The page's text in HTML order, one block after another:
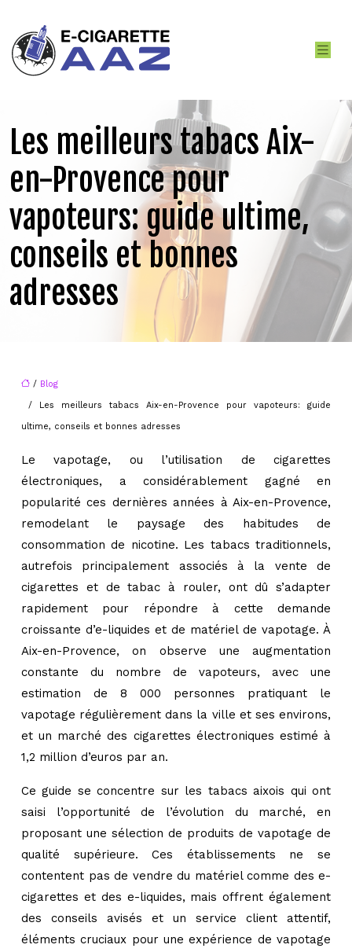
Les meilleurs tabacs Aix-
en-Provence pour
vapoteurs: guide ultime,
conseils et bonnes
adresses
/ Blog
/ Les meilleurs tabacs Aix-en-Provence pour vapoteurs: guide
ultime, conseils et bonnes adresses
Le vapotage, ou l’utilisation de cigarettes
électroniques, a considérablement gagné en
popularité ces dernières années à Aix-en-Provence,
remodelant le paysage des habitudes de
consommation de nicotine. Les tabacs traditionnels,
autrefois principalement associés à la vente de
cigarettes et de tabac à rouler, ont dû s’adapter
rapidement pour répondre à cette demande
croissante d’e-liquides et de matériel de vapotage. À
Aix-en-Provence, on observe une augmentation
constante du nombre de vapoteurs, avec une
estimation de 8 000 personnes pratiquant le
vapotage régulièrement dans la ville et ses environs,
et un marché des cigarettes électroniques estimé à
1,2 million d’euros par an.
Ce guide se concentre sur les tabacs aixois qui ont
saisi l’opportunité de l’évolution du marché, en
proposant une sélection de produits de vapotage de
qualité supérieure. Ces établissements ne se
contentent pas de vendre du matériel comme des e-
cigarettes et des e-liquides, mais offrent également
des conseils avisés et un service client attentif,
éléments cruciaux pour une expérience de vapotage